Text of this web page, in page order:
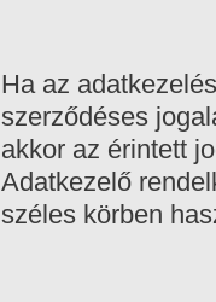
Ha az
szerződéses
akkor az érintett
Adatkezelő
széles körben